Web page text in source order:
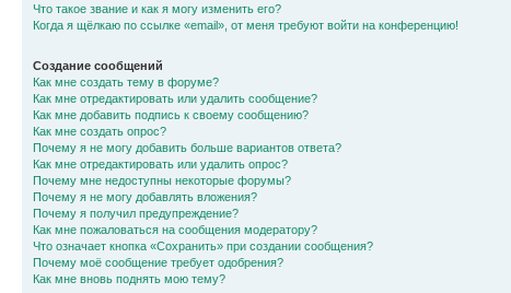
Что такое звание и как я могу изменить его?
Когда я щёлкаю по ссылке «email», от меня требуют войти на конференцию!
Создание сообщений
Как мне создать тему в форуме?
Как мне отредактировать или удалить сообщение?
Как мне добавить подпись к своему сообщению?
Как мне создать опрос?
Почему я не могу добавить больше вариантов ответа?
Как мне отредактировать или удалить опрос?
Почему мне недоступны некоторые форумы?
Почему я не могу добавлять вложения?
Почему я получил предупреждение?
Как мне пожаловаться на сообщения модератору?
Что означает кнопка «Сохранить» при создании сообщения?
Почему моё сообщение требует одобрения?
Как мне вновь поднять мою тему?